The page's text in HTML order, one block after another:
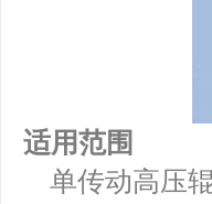
适用范围
单传动高压